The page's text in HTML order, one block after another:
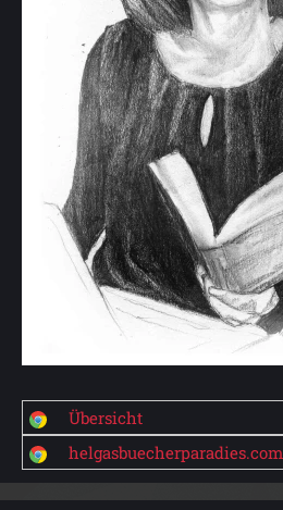
Übersicht
helgasbuecherparadies.com